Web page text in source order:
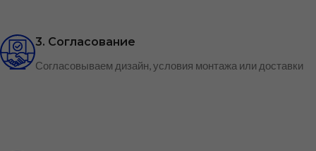
3. Согласование
Согласовываем дизайн, условия монтажа или доставки